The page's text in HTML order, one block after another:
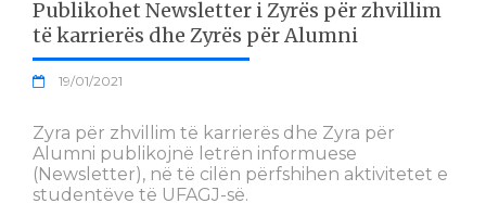
Publikohet Newsletter i Zyrës për zhvillim
të karrierës dhe Zyrës për Alumni
19/01/2021
Zyra për zhvillim të karrierës dhe Zyra për
Alumni publikojnë letrën informuese
(Newsletter), në të cilën përfshihen aktivitetet e
studentëve të UFAGJ-së.